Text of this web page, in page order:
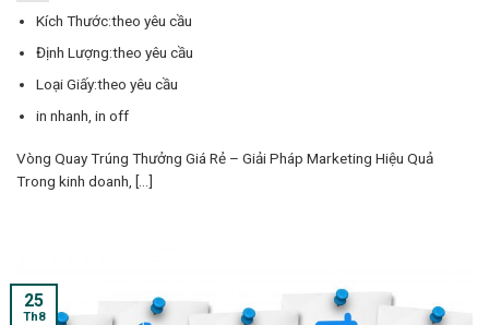
Kích Thước:theo yêu cầu
Định Lượng:theo yêu cầu
Loại Giấy:theo yêu cầu
in nhanh, in off
Vòng Quay Trúng Thưởng Giá Rẻ – Giải Pháp Marketing Hiệu Quả
Trong kinh doanh, [...]
25
Th8